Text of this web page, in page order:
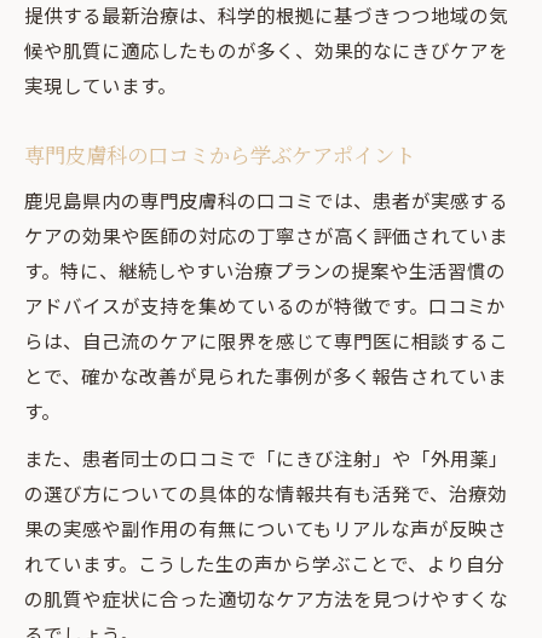
提供する最新治療は、科学的根拠に基づきつつ地域の気
候や肌質に適応したものが多く、効果的なにきびケアを
実現しています。
専門皮膚科の口コミから学ぶケアポイント
鹿児島県内の専門皮膚科の口コミでは、患者が実感する
ケアの効果や医師の対応の丁寧さが高く評価されていま
す。特に、継続しやすい治療プランの提案や生活習慣の
アドバイスが支持を集めているのが特徴です。口コミか
らは、自己流のケアに限界を感じて専門医に相談するこ
とで、確かな改善が見られた事例が多く報告されていま
す。
また、患者同士の口コミで「にきび注射」や「外用薬」
の選び方についての具体的な情報共有も活発で、治療効
果の実感や副作用の有無についてもリアルな声が反映さ
れています。こうした生の声から学ぶことで、より自分
の肌質や症状に合った適切なケア方法を見つけやすくな